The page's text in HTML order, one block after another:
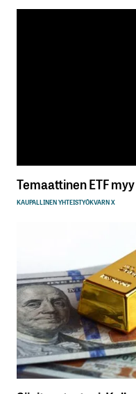
Temaattinen ETF
KAUPALLINEN YHTEISTYÖKVARN X